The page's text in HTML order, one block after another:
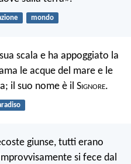
mondo
scala e ha appoggiato la
le acque del mare e le
il suo nome è il Signore.
giunse, tutti erano
si fece dal